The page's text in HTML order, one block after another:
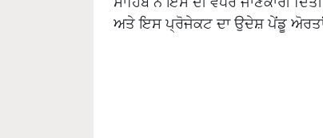
ਅਤੇ ਇਸ ਪ੍ਰੋਜੇਕਟ ਦਾ ਉਦੇਸ਼ ਪੇਂਡੂ